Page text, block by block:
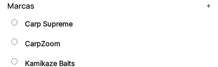
Marcas +
Carp Supreme
CarpZoom
Kamikaze Baits